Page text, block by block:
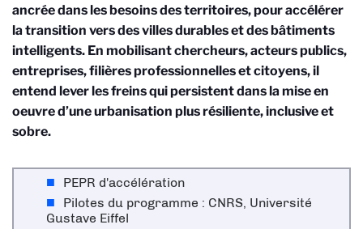
ancrée dans les besoins des territoires, pour accélérer
la transition vers des villes durables et des bâtiments
intelligents. En mobilisant chercheurs, acteurs publics,
entreprises, filières professionnelles et citoyens, il
entend lever les freins qui persistent dans la mise en
oeuvre d’une urbanisation plus résiliente, inclusive et
sobre.
PEPR d'accélération
Pilotes du programme : CNRS, Université
Gustave Eiffel